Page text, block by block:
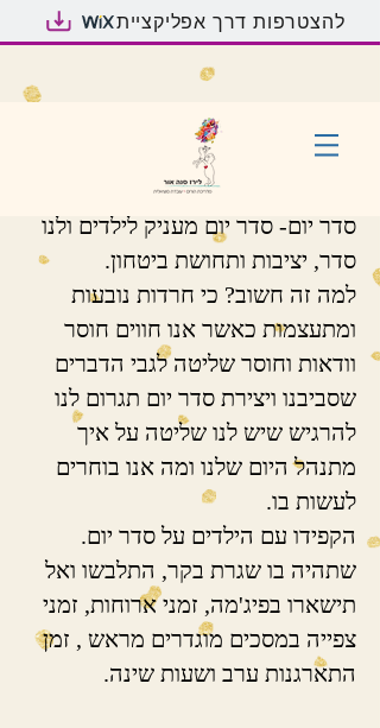
להצטרפות דרך אפליקציית
סדר יום- סדר יום מעניק לילדים ולנו
סדר, יציבות ותחושת ביטחון.
למה זה חשוב? כי חרדות נובעות
ומתעצמות כאשר אנו חווים חוסר
וודאות וחוסר שליטה לגבי הדברים
שסביבנו ויצירת סדר יום תגרום לנו
להרגיש שיש לנו שליטה על איך
מתנהל היום שלנו ומה אנו בוחרים
לעשות בו.
הקפידו עם הילדים על סדר יום.
שתהיה בו שגרת בקר, התלבשו ואל
תישארו בפיג'מה, זמני ארוחות, זמני
צפייה במסכים מוגדרים מראש , זמן
התארגנות ערב ושעות שינה.